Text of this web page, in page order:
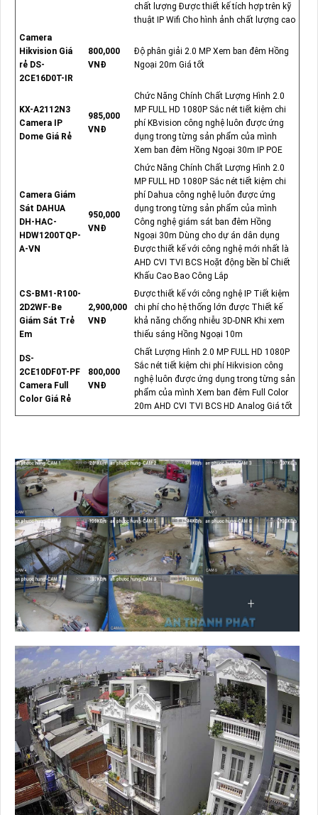
chất lượng Được thiết kế tích hợp trên kỹ
thuật IP Wifi Cho hình ảnh chất lượng cao
Camera
Hikvision Giá
rẻ DS-
2CE16D0T-IR
800,000
VNĐ
Độ phân giải 2.0 MP Xem ban đêm Hồng
Ngoại 20m Giá tốt
KX-A2112N3
Camera IP
Dome Giá Rẻ
985,000
VNĐ
Chức Năng Chính Chất Lượng Hình 2.0
MP FULL HD 1080P Sắc nét tiết kiệm chi
phí KBvision công nghệ luôn được ứng
dụng trong từng sản phẩm của mình
Xem ban đêm Hồng Ngoại 30m IP POE
Camera Giám
Sát DAHUA
DH-HAC-
HDW1200TQP-
A-VN
950,000
VNĐ
Chức Năng Chính Chất Lượng Hình 2.0
MP FULL HD 1080P Sắc nét tiết kiệm chi
phí Dahua công nghệ luôn được ứng
dụng trong từng sản phẩm của mình
Công nghệ giám sát ban đêm Hồng
Ngoại 30m Dùng cho dự án dân dụng
Được thiết kế với công nghệ mới nhất là
AHD CVI TVI BCS Hoặt động bền bỉ Chiết
Khấu Cao Bao Công Lắp
CS-BM1-R100-
2D2WF-Be
Giám Sát Trẻ
Em
2,900,000
VNĐ
Được thiết kế với công nghệ IP Tiết kiệm
chi phí cho hệ thống lớn được Thiết kế
khả năng chống nhiễu 3D-DNR Khi xem
thiếu sáng Hồng Ngoại 10m
DS-
2CE10DF0T-PF
Camera Full
Color Giá Rẻ
800,000
VNĐ
Chất Lượng Hình 2.0 MP FULL HD 1080P
Sắc nét tiết kiệm chi phí Hikvision công
nghệ luôn được ứng dụng trong từng sản
phẩm của mình Xem ban đêm Full Color
20m AHD CVI TVI BCS HD Analog Giá tốt